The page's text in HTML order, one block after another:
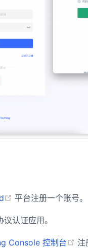
(opens new
平台注册一个账号。
认证应用。
Console 控制台 注